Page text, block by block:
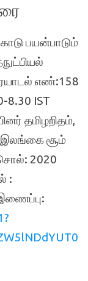
பயன்பாடும்
எண்:158
8.30 IST
தமிழறிதம்,
இலங்கை சூம்
2020
: